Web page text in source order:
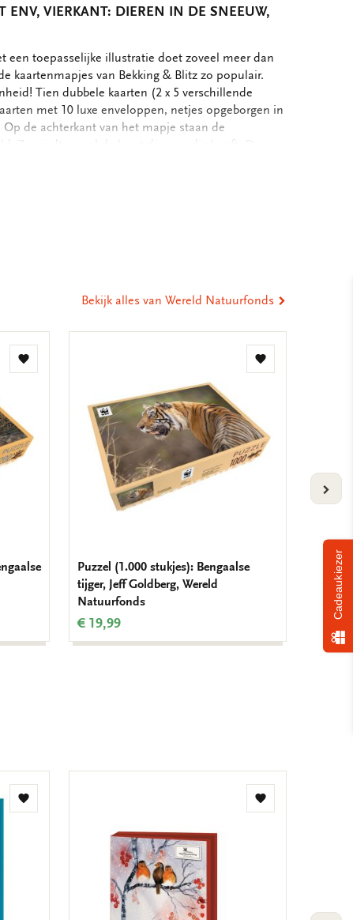
ENV, VIERKANT: DIEREN IN DE SNEEUW,
een toepasselijke illustratie doet zoveel meer dan
kaartenmapjes van Bekking & Blitz zo populair.
Tien dubbele kaarten (2 x 5 verschillende
met 10 luxe enveloppen, netjes opgeborgen in
de achterkant van het mapje staan de
Zo vindt u snel de kaart die u nodig heeft. De
zijn blanco. Alle ruimte dus voor uw persoonlijke
- Totale gewicht 152 gram
Bekijk alles van Wereld Natuurfonds
Toevoegen
Toevoegen
Puzzel (1.000 stukjes): Bengaalse
tijger, Jeff Goldberg, Wereld
Natuurfonds
€ 19,99 € 9,99
Toevoegen
Toevoegen
Cadeaukiezer